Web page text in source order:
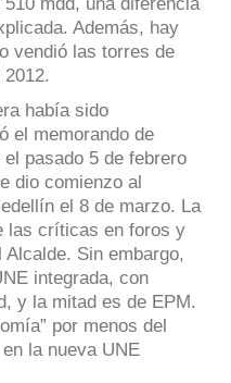
Además, hay
vendió las torres de
había sido
el memorando de
pasado 5 de febrero
dio comienzo al
el 8 de marzo. La
las críticas en foros y
Sin embargo,
integrada, con
y la mitad es de EPM.
por menos del
la nueva UNE